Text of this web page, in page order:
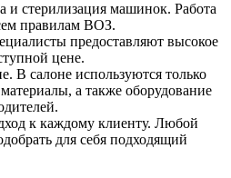
и стерилизация машинок. Работа
правилам ВОЗ.
предоставляют высокое
цене.
В салоне используются только
а также оборудование
к каждому клиенту. Любой
для себя подходящий